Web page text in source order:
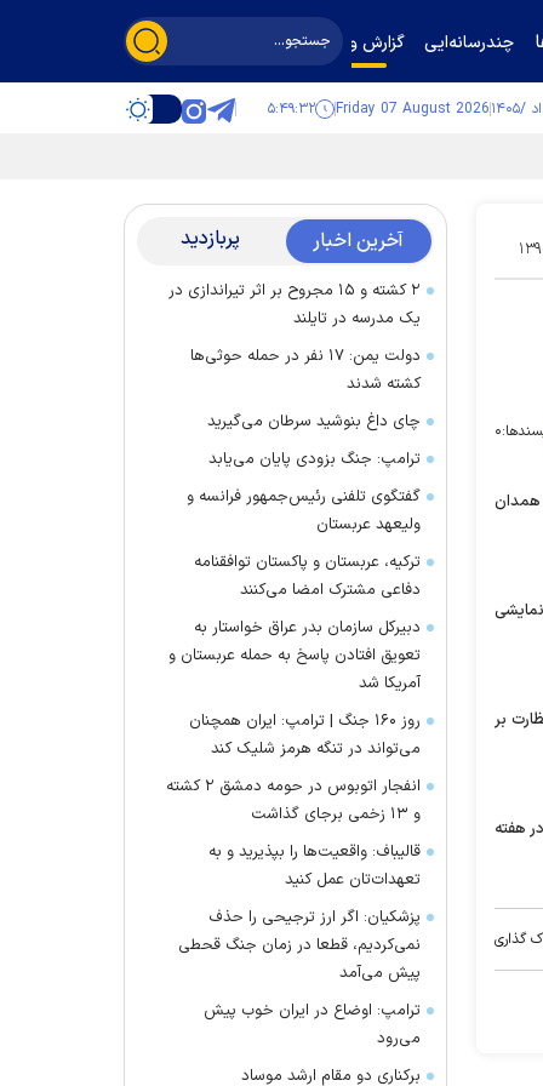
چندرسانه‌ایی گزارش و گفت‌وگو
Friday 07 August 2026 ۵:۴۹:۳۳
۲۱
۰
همدان
بر
هفته
گذاری
آخرین اخبار پربازدید
۲ کشته و ۱۵ مجروح بر اثر تیراندازی در
یک مدرسه در تایلند
دولت یمن: ۱۷ نفر در حمله حوثی‌ها
کشته شدند
چای داغ بنوشید سرطان می‌گیرید
ترامپ: جنگ بزودی پایان می‌یابد
گفتگوی تلفنی رئیس‌جمهور فرانسه و
ولیعهد عربستان
ترکیه، عربستان و پاکستان توافقنامه
دفاعی مشترک امضا می‌کنند
دبیرکل سازمان بدر عراق خواستار به
تعویق افتادن پاسخ به حمله عربستان و
آمریکا شد
روز ۱۶۰ جنگ | ترامپ: ایران همچنان
می‌تواند در تنگه هرمز شلیک کند
انفجار اتوبوس در حومه دمشق ۲ کشته
و ۱۳ زخمی برجای گذاشت
قالیباف: واقعیت‌ها را بپذیرید و به
تعهدات‌تان عمل کنید
پزشکیان: اگر ارز ترجیحی را حذف
نمی‌کردیم، قطعا در زمان جنگ قحطی
پیش می‌آمد
ترامپ: اوضاع در ایران خوب پیش
می‌رود
برکناری دو مقام ارشد موساد